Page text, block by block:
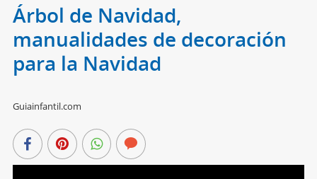
Árbol de Navidad,
manualidades de decoración
para la Navidad
Guiainfantil.com